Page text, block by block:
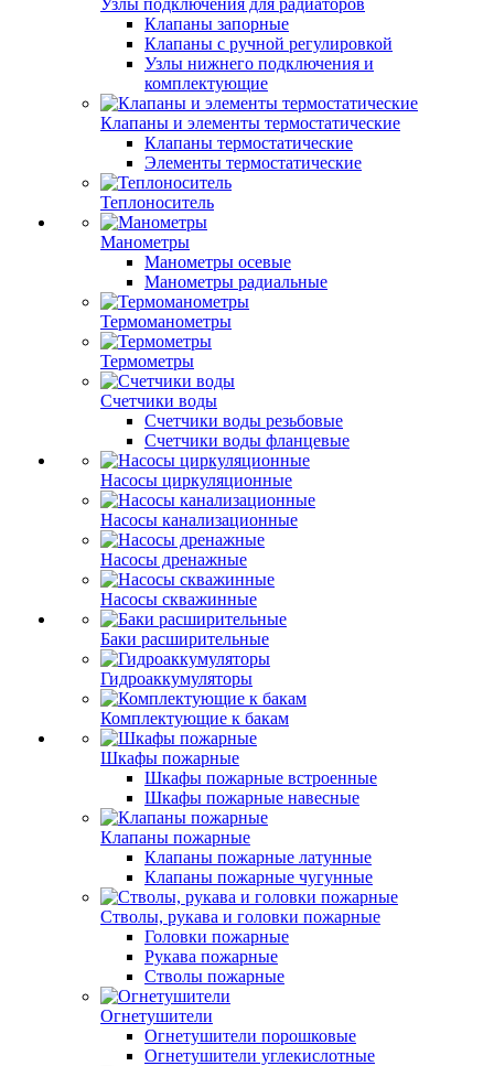
Узлы подключения для радиаторов
Клапаны запорные
Клапаны с ручной регулировкой
Узлы нижнего подключения и
комплектующие
Клапаны и элементы термостатические
Клапаны термостатические
Элементы термостатические
Теплоноситель
Манометры
Манометры осевые
Манометры радиальные
Термоманометры
Термометры
Счетчики воды
Счетчики воды резьбовые
Счетчики воды фланцевые
Насосы циркуляционные
Насосы канализационные
Насосы дренажные
Насосы скважинные
Баки расширительные
Гидроаккумуляторы
Комплектующие к бакам
Шкафы пожарные
Шкафы пожарные встроенные
Шкафы пожарные навесные
Клапаны пожарные
Клапаны пожарные латунные
Клапаны пожарные чугунные
Стволы, рукава и головки пожарные
Головки пожарные
Рукава пожарные
Стволы пожарные
Огнетушители
Огнетушители порошковые
Огнетушители углекислотные